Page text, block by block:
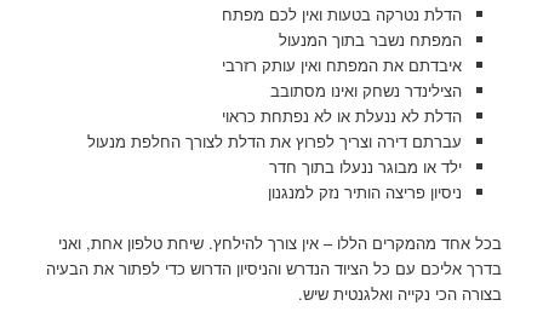
הדלת נטרקה בטעות ואין לכם מפתח
המפתח נשבר בתוך המנעול
איבדתם את המפתח ואין עותק רזרבי
הצילינדר נשחק ואינו מסתובב
הדלת לא ננעלת או לא נפתחת כראוי
עברתם דירה וצריך לפרוץ את הדלת לצורך החלפת מנעול
ילד או מבוגר ננעלו בתוך חדר
ניסיון פריצה הותיר נזק למנגנון
בכל אחד מהמקרים הללו – אין צורך להילחץ. שיחת טלפון אחת, ואני
בדרך אליכם עם כל הציוד הנדרש והניסיון הדרוש כדי לפתור את הבעיה
בצורה הכי נקייה ואלגנטית שיש.